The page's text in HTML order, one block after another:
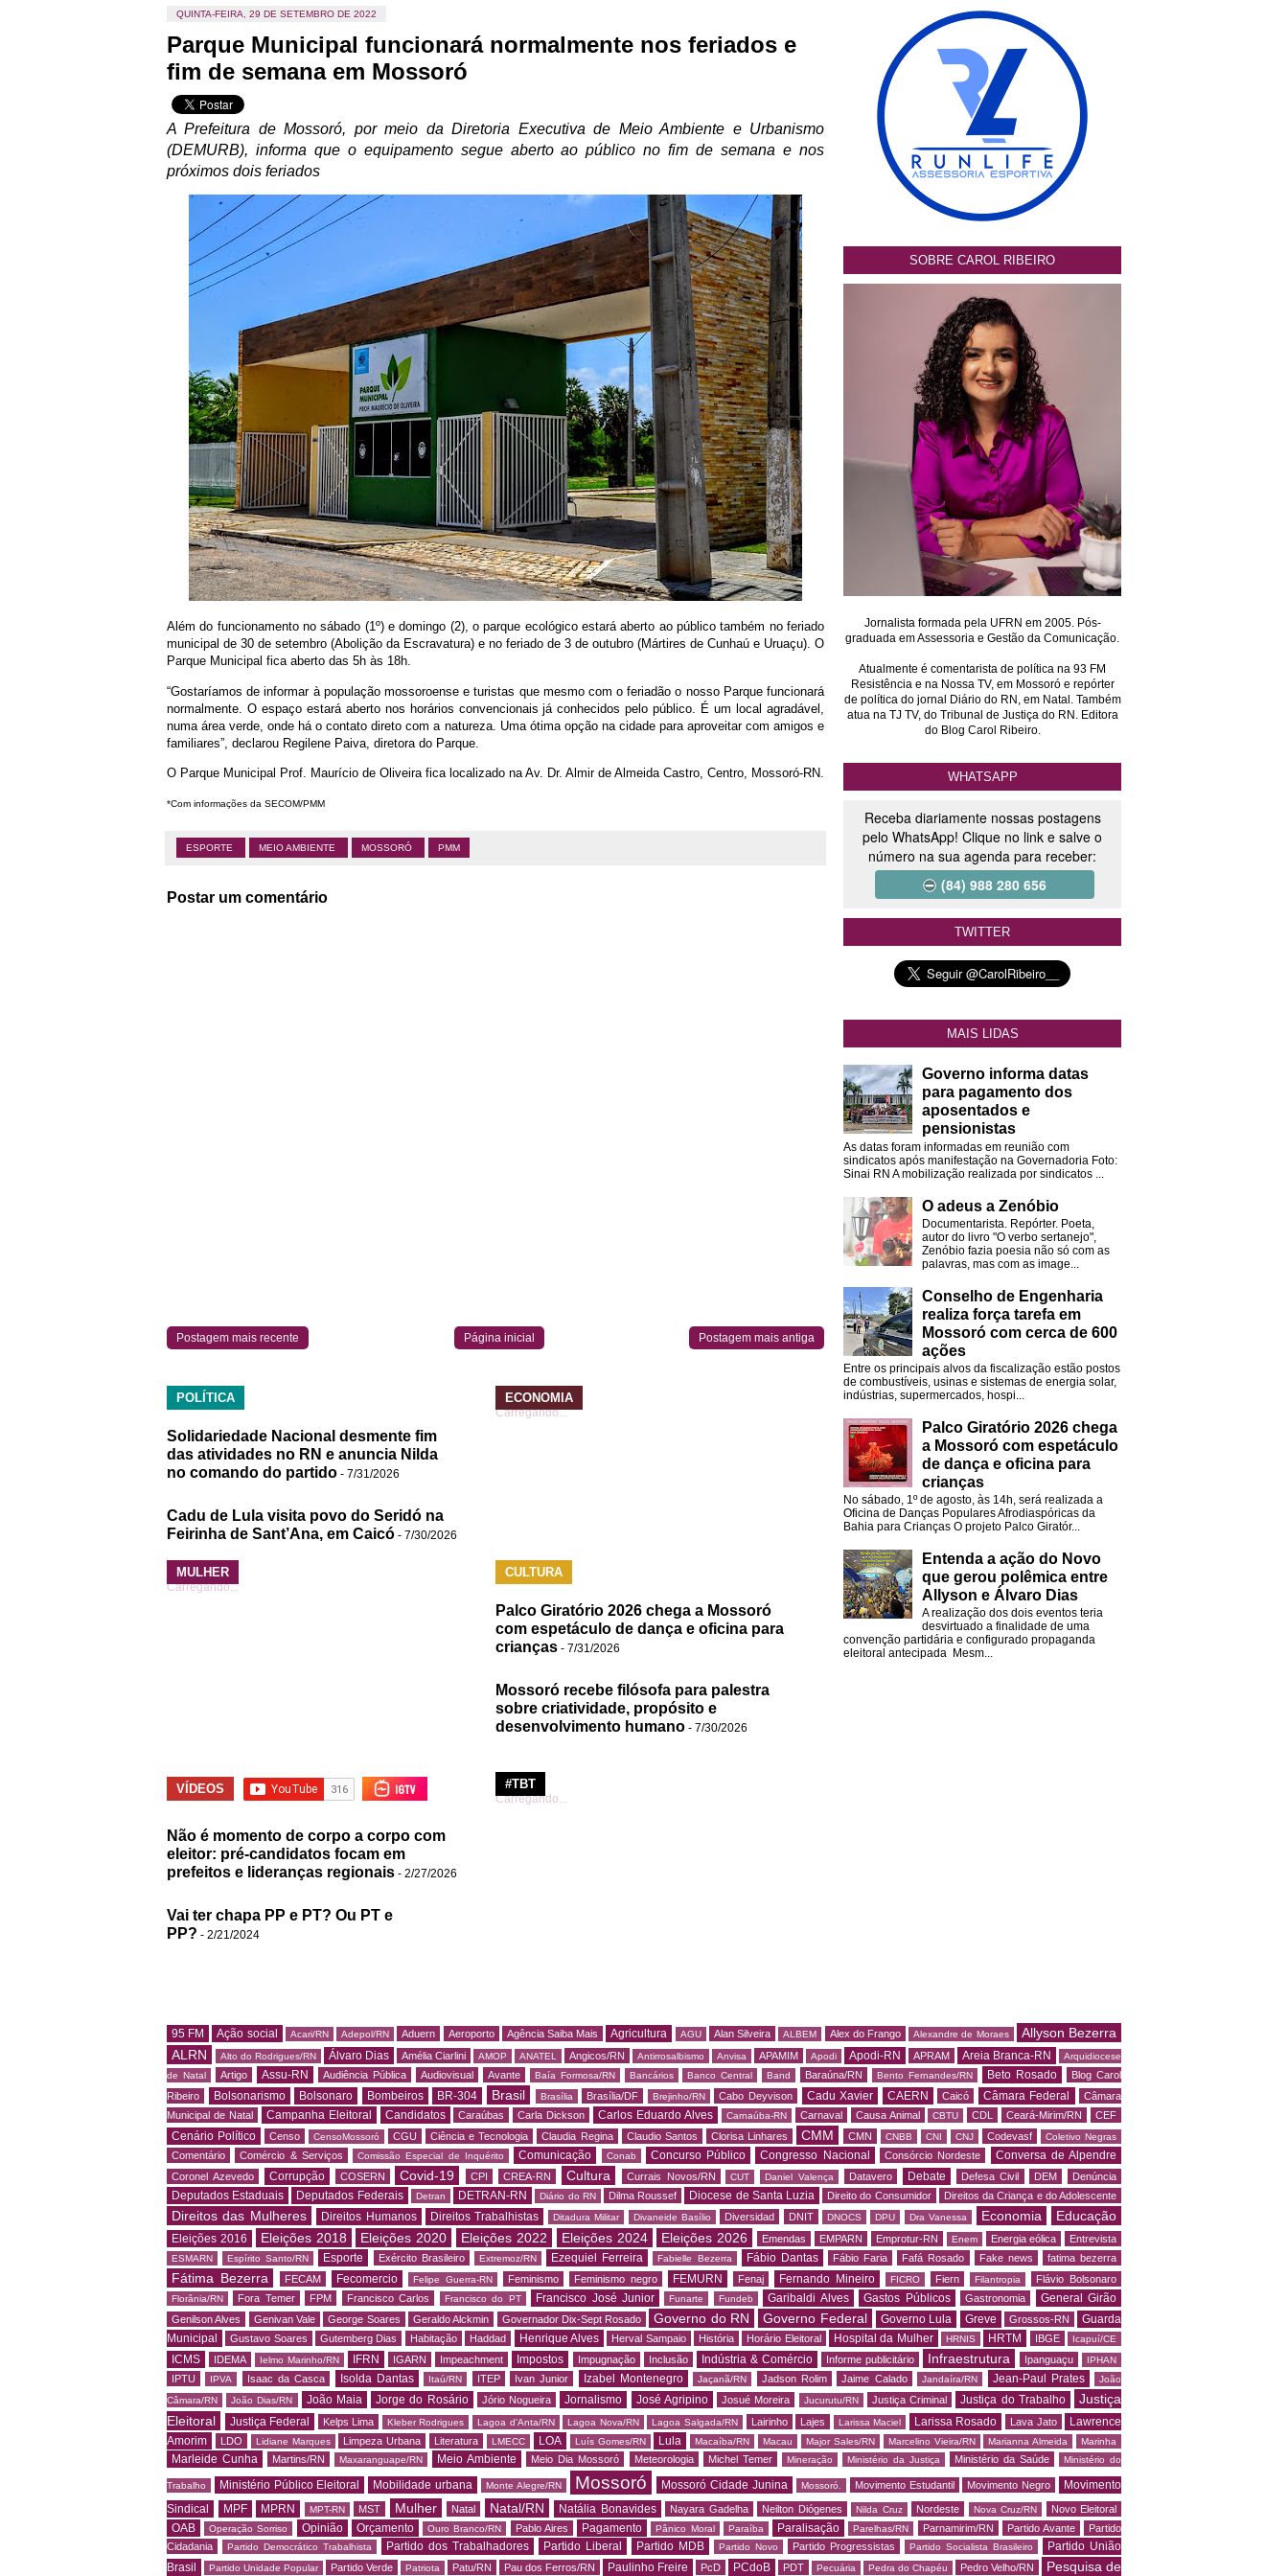
QUINTA-FEIRA, 29 DE SETEMBRO DE 2022
Parque Municipal funcionará normalmente nos feriados e
fim de semana em Mossoró
A Prefeitura de Mossoró, por meio da Diretoria Executiva de Meio Ambiente e Urbanismo
(DEMURB), informa que o equipamento segue aberto ao público no fim de semana e nos
próximos dois feriados
Além do funcionamento no sábado (1º) e domingo (2), o parque ecológico estará aberto ao público também no feriado
municipal de 30 de setembro (Abolição da Escravatura) e no feriado de 3 de outubro (Mártires de Cunhaú e Uruaçu). O
Parque Municipal fica aberto das 5h às 18h.
“Gostaríamos de informar à população mossoroense e turistas que mesmo com o feriadão o nosso Parque funcionará
normalmente. O espaço estará aberto nos horários convencionais já conhecidos pelo público. É um local agradável,
numa área verde, onde há o contato direto com a natureza. Uma ótima opção na cidade para aproveitar com amigos e
familiares”, declarou Regilene Paiva, diretora do Parque.
O Parque Municipal Prof. Maurício de Oliveira fica localizado na Av. Dr. Almir de Almeida Castro, Centro, Mossoró-RN.
*Com informações da SECOM/PMM
ESPORTE MEIO AMBIENTE MOSSORÓ PMM
Postar um comentário
Postagem mais recente Postagem mais antiga
Página inicial
POLÍTICA
Solidariedade Nacional desmente fim
das atividades no RN e anuncia Nilda
no comando do partido - 7/31/2026
Cadu de Lula visita povo do Seridó na
Feirinha de Sant’Ana, em Caicó - 7/30/2026
ECONOMIA
Carregando...
MULHER
Carregando...
CULTURA
Palco Giratório 2026 chega a Mossoró
com espetáculo de dança e oficina para
crianças - 7/31/2026
Mossoró recebe filósofa para palestra
sobre criatividade, propósito e
desenvolvimento humano - 7/30/2026
VÍDEOS
Não é momento de corpo a corpo com
eleitor: pré-candidatos focam em
prefeitos e lideranças regionais - 2/27/2026
Vai ter chapa PP e PT? Ou PT e
PP? - 2/21/2024
#TBT
Carregando...
SOBRE CAROL RIBEIRO
Jornalista formada pela UFRN em 2005. Pós-
graduada em Assessoria e Gestão da Comunicação.
Atualmente é comentarista de política na 93 FM
Resistência e na Nossa TV, em Mossoró e repórter
de política do jornal Diário do RN, em Natal. Também
atua na TJ TV, do Tribunal de Justiça do RN. Editora
do Blog Carol Ribeiro.
WHATSAPP
Receba diariamente nossas postagens
pelo WhatsApp! Clique no link e salve o
número na sua agenda para receber:
(84) 988 280 656
TWITTER
MAIS LIDAS
Governo informa datas
para pagamento dos
aposentados e
pensionistas
As datas foram informadas em reunião com
sindicatos após manifestação na Governadoria Foto:
Sinai RN A mobilização realizada por sindicatos ...
O adeus a Zenóbio
Documentarista. Repórter. Poeta,
autor do livro "O verbo sertanejo",
Zenóbio fazia poesia não só com as
palavras, mas com as image...
Conselho de Engenharia
realiza força tarefa em
Mossoró com cerca de 600
ações
Entre os principais alvos da fiscalização estão postos
de combustíveis, usinas e sistemas de energia solar,
indústrias, supermercados, hospi...
Palco Giratório 2026 chega
a Mossoró com espetáculo
de dança e oficina para
crianças
No sábado, 1º de agosto, às 14h, será realizada a
Oficina de Danças Populares Afrodiaspóricas da
Bahia para Crianças O projeto Palco Giratór...
Entenda a ação do Novo
que gerou polêmica entre
Allyson e Álvaro Dias
A realização dos dois eventos teria
desvirtuado a finalidade de uma
convenção partidária e configurado propaganda
eleitoral antecipada Mesm...
95 FM Ação social Acari/RN Adepol/RN Aduern Aeroporto Agência Saiba Mais Agricultura AGU Alan Silveira ALBEM Alex do Frango Alexandre de Moraes
Allyson Bezerra
ALRN
Alto do Rodrigues/RN Álvaro Dias Amélia Ciarlini AMOP ANATEL Angicos/RN Antirrosalbismo Anvisa APAMIM Apodi Apodi-RN APRAM Areia Branca-RN
Arquidiocese
de Natal
Artigo Assu-RN Audiência Pública Audiovisual Avante Baía Formosa/RN Bancários Banco Central Band Baraúna/RN Bento Fernandes/RN Beto Rosado
Blog Carol
Ribeiro
Bolsonarismo Bolsonaro Bombeiros BR-304 Brasil Brasília Brasília/DF Brejinho/RN Cabo Deyvison Cadu Xavier CAERN Caicó Câmara Federal
Câmara
Municipal de Natal
Campanha Eleitoral Candidatos Caraúbas Carla Dickson Carlos Eduardo Alves Carnaúba-RN Carnaval Causa Animal CBTU CDL Ceará-Mirim/RN CEF
Cenário Político Censo CensoMossoró CGU Ciência e Tecnologia Claudia Regina Claudio Santos Clorisa Linhares CMM CMN CNBB CNI CNJ Codevasf Coletivo Negras
Comentário Comércio & Serviços Comissão Especial de Inquérito Comunicação Conab Concurso Público Congresso Nacional Consórcio Nordeste Conversa de Alpendre
Coronel Azevedo Corrupção COSERN Covid-19 CPI CREA-RN Cultura Currais Novos/RN CUT Daniel Valença Datavero Debate Defesa Civil DEM Denúncia
Deputados Estaduais Deputados Federais Detran DETRAN-RN Diário do RN Dilma Roussef Diocese de Santa Luzia Direito do Consumidor Direitos da Criança e do Adolescente
Direitos das Mulheres Direitos Humanos Direitos Trabalhistas Ditadura Militar Divaneide Basílio Diversidad DNIT DNOCS DPU Dra Vanessa Economia Educação
Eleições 2016 Eleições 2018 Eleições 2020 Eleições 2022 Eleições 2024 Eleições 2026 Emendas EMPARN Emprotur-RN Enem Energia eólica Entrevista
ESMARN Espírito Santo/RN Esporte Exército Brasileiro Extremoz/RN Ezequiel Ferreira Fabielle Bezerra Fábio Dantas Fábio Faria Fafá Rosado Fake news fatima bezerra
Fátima Bezerra FECAM Fecomercio Felipe Guerra-RN Feminismo Feminismo negro FEMURN Fenaj Fernando Mineiro FICRO Fiern Filantropia Flávio Bolsonaro
Florânia/RN Fora Temer FPM Francisco Carlos Francisco do PT Francisco José Junior Funarte Fundeb Garibaldi Alves Gastos Públicos Gastronomia General Girão
Genilson Alves Genivan Vale George Soares Geraldo Alckmin Governador Dix-Sept Rosado Governo do RN Governo Federal Governo Lula Greve Grossos-RN
Guarda
Municipal
Gustavo Soares Gutemberg Dias Habitação Haddad Henrique Alves Herval Sampaio História Horário Eleitoral Hospital da Mulher HRNIS HRTM IBGE Icapuí/CE
ICMS IDEMA Ielmo Marinho/RN IFRN IGARN Impeachment Impostos Impugnação Inclusão Indústria & Comércio Informe publicitário Infraestrutura Ipanguaçu IPHAN
IPTU IPVA Isaac da Casca Isolda Dantas Itaú/RN ITEP Ivan Junior Izabel Montenegro Jaçanã/RN Jadson Rolim Jaime Calado Jandaíra/RN Jean-Paul Prates
João
Câmara/RN
João Dias/RN João Maia Jorge do Rosário Jório Nogueira Jornalismo José Agripino Josué Moreira Jucurutu/RN Justiça Criminal Justiça do Trabalho
Justiça
Eleitoral
Justiça Federal Kelps Lima Kleber Rodrigues Lagoa d'Anta/RN Lagoa Nova/RN Lagoa Salgada/RN Lairinho Lajes Larissa Maciel Larissa Rosado Lava Jato
Lawrence
Amorim
LDO Lidiane Marques Limpeza Urbana Literatura LMECC LOA Luís Gomes/RN Lula Macaíba/RN Macau Major Sales/RN Marcelino Vieira/RN Marianna Almeida Marinha
Marleide Cunha Martins/RN Maxaranguape/RN Meio Ambiente Meio Dia Mossoró Meteorologia Michel Temer Mineração Ministério da Justiça Ministério da Saúde Ministério do
Trabalho Ministério Público Eleitoral Mobilidade urbana Monte Alegre/RN Mossoró Mossoró Cidade Junina Mossoró. Movimento Estudantil Movimento Negro
Movimento
Sindical
MPF MPRN MPT-RN MST Mulher Natal Natal/RN Natália Bonavides Nayara Gadelha Neilton Diógenes Nilda Cruz Nordeste Nova Cruz/RN Novo Eleitoral
OAB Operação Sorriso Opinião Orçamento Ouro Branco/RN Pablo Aires Pagamento Pânico Moral Paraíba Paralisação Parelhas/RN Parnamirim/RN Partido Avante
Partido
Cidadania
Partido Democrático Trabalhista Partido dos Trabalhadores Partido Liberal Partido MDB Partido Novo Partido Progressistas Partido Socialista Brasileiro
Partido União
Brasil
Partido Unidade Popular Partido Verde Patriota Patu/RN Pau dos Ferros/RN Paulinho Freire PcD PCdoB PDT Pecuária Pedra do Chapéu Pedro Velho/RN Pesquisa de